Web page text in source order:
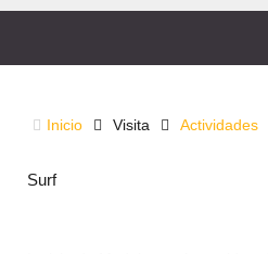
Inicio Visita Actividades
Surf